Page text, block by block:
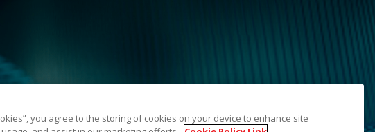
you agree to the storing of cookies on your device to enhance site